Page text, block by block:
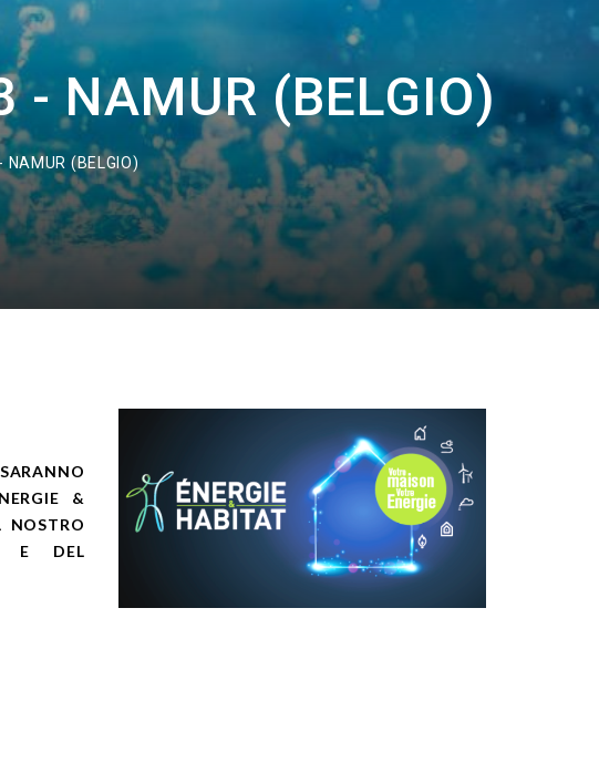
- NAMUR (BELGIO)
NAMUR (BELGIO)
&
NOSTRO
E DEL